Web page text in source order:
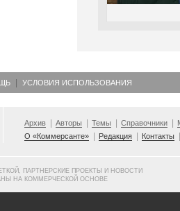
УСЛОВИЯ ИСПОЛЬЗОВАНИЯ
Архив Авторы Темы Справочники
О «Коммерсанте»
Редакция Контакты
ПАРТНЕРСКИЕ ПРОЕКТЫ И НОВОСТИ
НА КОММЕРЧЕСКОЙ ОСНОВЕ